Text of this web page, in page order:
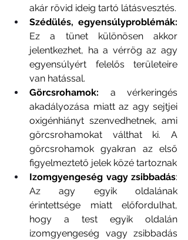
akár rövid ideig tartó látásvesztés.
Ez a tünet különösen akkor
jelentkezhet, ha a vérrög az agy
egyensúlyért felelős területeire
van hatással.
Görcsrohamok: a vérkeringés
akadályozása miatt az agy sejtjei
oxigénhiányt szenvedhetnek, ami
görcsrohamokat válthat ki. A
görcsrohamok gyakran az első
figyelmeztető jelek közé tartoznak
Izomgyengeség vagy zsibbadás:
Az agy egyik oldalának
érintettsége miatt előfordulhat,
hogy a test egyik oldalán
izomgyengeség vagy zsibbadás